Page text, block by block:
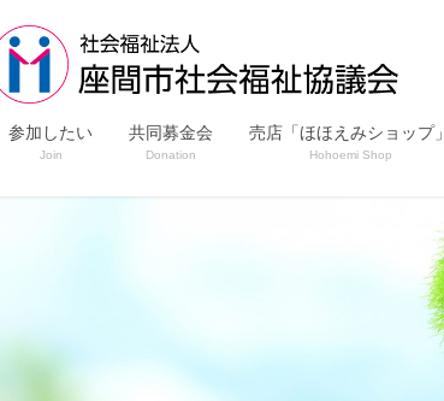
参加したい
Join
共同募金会
Donation
売店「ほほえみショップ」
Hohoemi Shop